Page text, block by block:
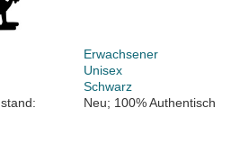
Erwachsener
Unisex
Schwarz
Neu; 100% Authentisch